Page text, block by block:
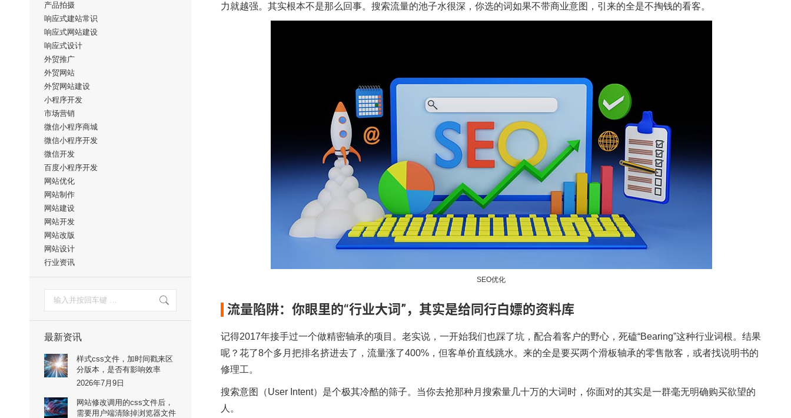
力就越强。其实根本不是那么回事。搜索流量的池子水很深，你选的词如果不带商业意图，引来的全是不掏钱的看客。
SEO优化
流量陷阱：你眼里的“行业大词”，其实是给同行白嫖的资料库
记得2017年接手过一个做精密轴承的项目。老实说，一开始我们也踩了坑，配合着客户的野心，死磕“Bearing”这种行业词根。结果
呢？花了8个多月把排名挤进去了，流量涨了400%，但客单价直线跳水。来的全是要买两个滑板轴承的零售散客，或者找说明书的
修理工。
搜索意图（User Intent）是个极其冷酷的筛子。当你去抢那种月搜索量几十万的大词时，你面对的其实是一群毫无明确购买欲望的
人。
产品拍摄
响应式建站常识
响应式网站建设
响应式设计
外贸推广
外贸网站
外贸网站建设
小程序开发
市场营销
微信小程序商城
微信小程序开发
微信开发
百度小程序开发
网站优化
网站制作
网站建设
网站开发
网站改版
网站设计
行业资讯
索：
最新资讯
样式css文件，加时间戳来区
分版本，是否有影响效率
2026年7月9日
网站修改调用的css文件后，
需要用户端清除掉浏览器文件